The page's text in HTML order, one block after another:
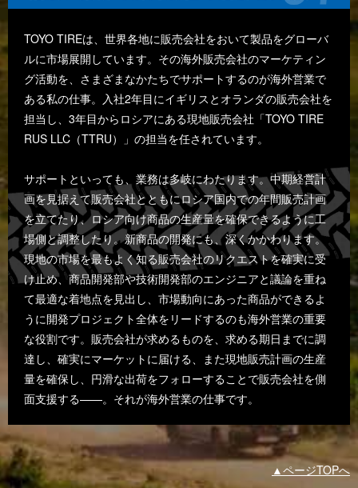
TOYO TIREは、世界各地に販売会社をおいて製品をグローバ
ルに市場展開しています。その海外販売会社のマーケティン
グ活動を、さまざまなかたちでサポートするのが海外営業で
ある私の仕事。入社2年目にイギリスとオランダの販売会社を
担当し、3年目からロシアにある現地販売会社「TOYO TIRE
RUS LLC（TTRU）」の担当を任されています。
サポートといっても、業務は多岐にわたります。中期経営計
画を見据えて販売会社とともにロシア国内での年間販売計画
を立てたり、ロシア向け商品の生産量を確保できるように工
場側と調整したり。新商品の開発にも、深くかかわります。
現地の市場を最もよく知る販売会社のリクエストを確実に受
け止め、商品開発部や技術開発部のエンジニアと議論を重ね
て最適な着地点を見出し、市場動向にあった商品ができるよ
うに開発プロジェクト全体をリードするのも海外営業の重要
な役割です。販売会社が求めるものを、求める期日までに調
達し、確実にマーケットに届ける、また現地販売計画の生産
量を確保し、円滑な出荷をフォローすることで販売会社を側
面支援する——。それが海外営業の仕事です。
▲ページTOPへ